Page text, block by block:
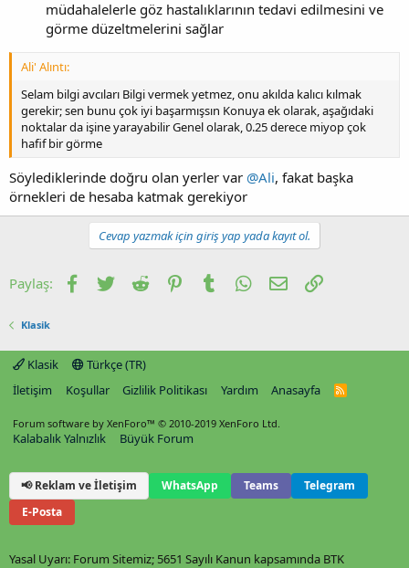
müdahalelerle göz hastalıklarının tedavi edilmesini ve
görme düzeltmelerini sağlar
Ali' Alıntı:
Selam bilgi avcıları Bilgi vermek yetmez, onu akılda kalıcı kılmak
gerekir; sen bunu çok iyi başarmışsın Konuya ek olarak, aşağıdaki
noktalar da işine yarayabilir Genel olarak, 0.25 derece miyop çok
hafif bir görme
Söylediklerinde doğru olan yerler var @Ali, fakat başka
örnekleri de hesaba katmak gerekiyor
Cevap yazmak için giriş yap yada kayıt ol.
Paylaş: Facebook
TwitterReddit PinterestTumblrWhatsApp
E-postaLink
Klasik
Klasik
Türkçe (TR)
İletişim
Koşullar Gizlilik Politikası Yardım Anasayfa
R
Forum software by XenForo™ © 2010-2019 XenForo Ltd.
Kalabalık Yalnızlık Büyük Forum
📢 Reklam ve İletişim WhatsApp Teams
Telegram
E-Posta
Yasal Uyarı: Forum Sitemiz; 5651 Sayılı Kanun kapsamında BTK